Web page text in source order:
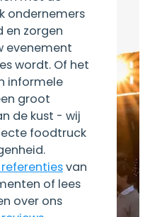
ondernemers
en zorgen
evenement
wordt. Of het
informele
groot
de kust - wij
foodtruck
referentiesvan
of lees
over ons